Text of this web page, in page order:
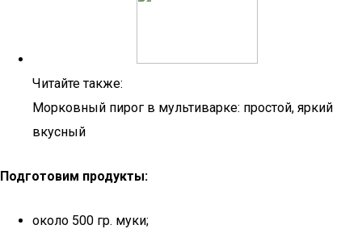
Читайте также:
Морковный пирог в мультиварке: простой, яркий
вкусный
Подготовим продукты:
около 500 гр. муки;